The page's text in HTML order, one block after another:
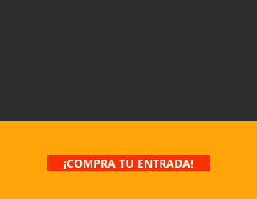
¡COMPRA TU ENTRADA!